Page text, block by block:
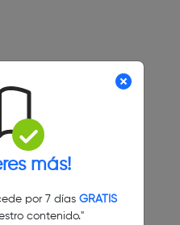
más!
por 7 días GRATIS
contenido."